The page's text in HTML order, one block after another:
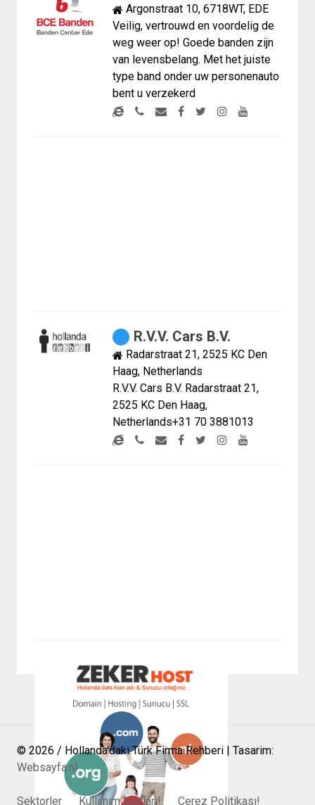
Argonstraat 10, 6718WT, EDE
Veilig, vertrouwd en voordelig de
weg weer op! Goede banden zijn
van levensbelang. Met het juiste
type band onder uw personenauto
bent u verzekerd
R.V.V. Cars B.V.
Radarstraat 21, 2525 KC Den
Haag, Netherlands
R.V.V. Cars B.V. Radarstraat 21,
2525 KC Den Haag,
Netherlands+31 70 3881013
© 2026 / Hollanda'daki Türk Firma Rehberi | Tasarim:
Websayfa.nl
Sektorler Kullanım Şartları! Cerez Politikası!